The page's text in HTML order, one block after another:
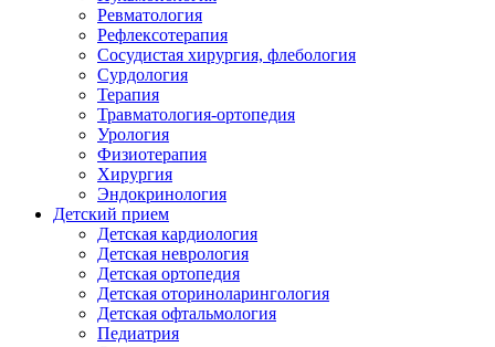
Ревматология
Рефлексотерапия
Сосудистая хирургия, флебология
Сурдология
Терапия
Травматология-ортопедия
Урология
Физиотерапия
Хирургия
Эндокринология
Детский прием
Детская кардиология
Детская неврология
Детская ортопедия
Детская оториноларингология
Детская офтальмология
Педиатрия